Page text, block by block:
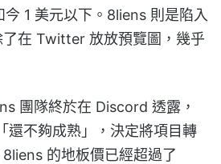
1 美元以下。8liens 則是陷入
在 Twitter 放放預覽圖，幾乎
團隊終於在 Discord 透露，
還不夠成熟」，決定將項目轉
的地板價已經超過了